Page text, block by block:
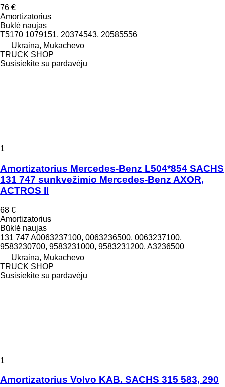
76 €
Amortizatorius
Būklė naujas
T5170 1079151, 20374543, 20585556
Ukraina, Mukachevo
TRUCK SHOP
Susisiekite su pardavėju
1
Amortizatorius Mercedes-Benz L504*854 SACHS
131 747 sunkvežimio Mercedes-Benz AXOR,
ACTROS II
68 €
Amortizatorius
Būklė naujas
131 747 A0063237100, 0063236500, 0063237100,
9583230700, 9583231000, 9583231200, A3236500
Ukraina, Mukachevo
TRUCK SHOP
Susisiekite su pardavėju
1
Amortizatorius Volvo KAB. SACHS 315 583, 290